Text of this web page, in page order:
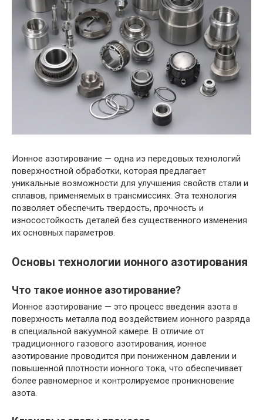
Ионное азотирование — одна из передовых технологий
поверхностной обработки, которая предлагает
уникальные возможности для улучшения свойств стали и
сплавов, применяемых в трансмиссиях. Эта технология
позволяет обеспечить твердость, прочность и
износостойкость деталей без существенного изменения
их основных параметров.
Основы технологии ионного азотирования
Что такое ионное азотирование?
Ионное азотирование — это процесс введения азота в
поверхность металла под воздействием ионного разряда
в специальной вакуумной камере. В отличие от
традиционного газового азотирования, ионное
азотирование проводится при пониженном давлении и
повышенной плотности ионного тока, что обеспечивает
более равномерное и контролируемое проникновение
азота.